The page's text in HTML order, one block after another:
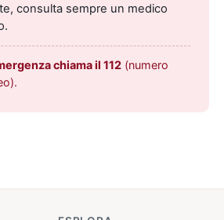
consulta sempre un medico
chiama il 112 (numero